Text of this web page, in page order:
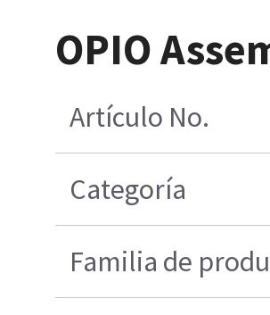
OPIO
Artículo No.
Categoría
Familia de